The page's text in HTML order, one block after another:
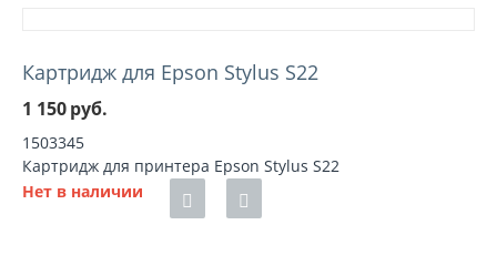
Картридж для Epson Stylus S22
1 150руб.
1503345
Картридж для принтера Epson Stylus S22
Нет в наличии